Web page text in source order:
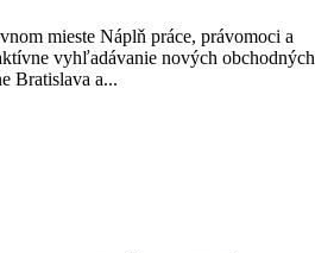
mieste Náplň práce, právomoci a
vyhľadávanie nových obchodných
Bratislava a...